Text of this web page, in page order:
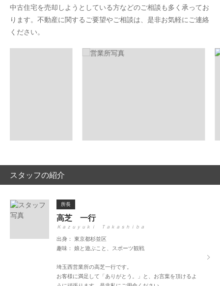
中古住宅を売却しようとしている方などのご相談も多く承ってお
ります。不動産に関するご要望やご相談は、是非お気軽にご連絡
ください。
スタッフの紹介
所長
高芝 一行
Ｋａｚｕｙｕｋｉ Ｔａｋａｓｈｉｂａ
出身： 東京都杉並区
趣味： 娘と遊ぶこと、スポーツ観戦
埼玉西営業所の高芝一行です。
お客様に満足して「ありがとう。」と、お言葉を頂けるよ